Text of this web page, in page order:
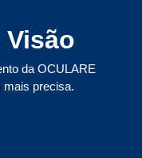
Visão
da OCULARE
precisa.